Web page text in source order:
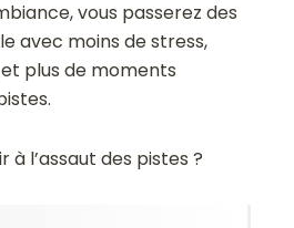
vous passerez des
avec moins de stress,
plus de moments
l’assaut des pistes ?